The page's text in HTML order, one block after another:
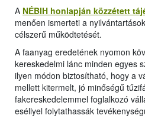
A NÉBIH honlapján közzétett
menően ismerteti a
célszerű működtetését.
A faanyag eredetének nyomon
kereskedelmi lánc minden egyes
ilyen módon biztosítható, hogy a
mellett kitermelt, jó minőségű
fakereskedelemmel foglalkozó
eséllyel folytathassák